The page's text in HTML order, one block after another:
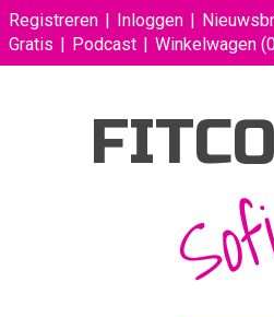
Registreren Inloggen
Gratis
Podcast Winkelwagen